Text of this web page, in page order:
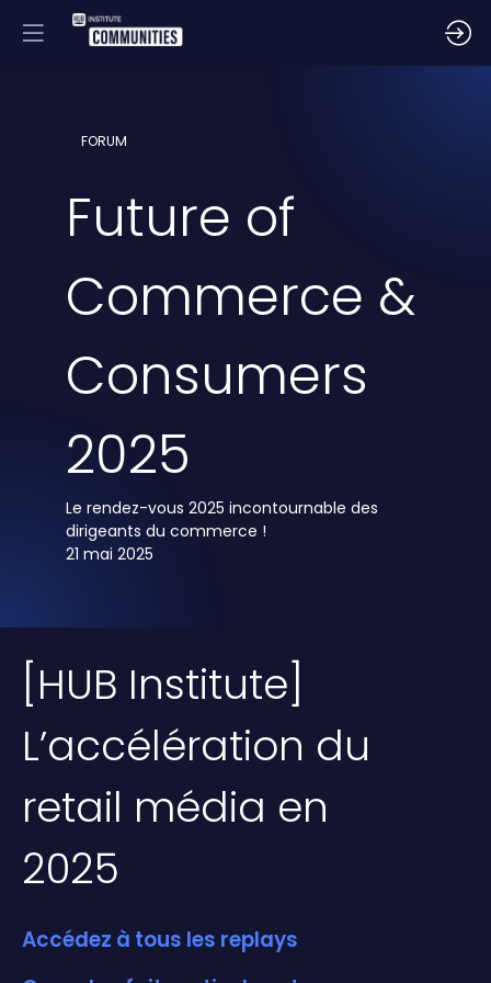
FORUM
Future of
Commerce &
Consumers
2025
Le rendez-vous 2025 incontournable des
dirigeants du commerce !
21 mai 2025
[HUB Institute]
L’accélération du
retail média en
2025
Accédez à tous les replays